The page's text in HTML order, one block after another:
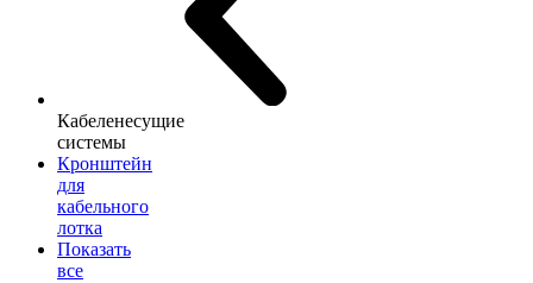
Кабеленесущие
системы
Кронштейн
для
кабельного
лотка
Показать
все